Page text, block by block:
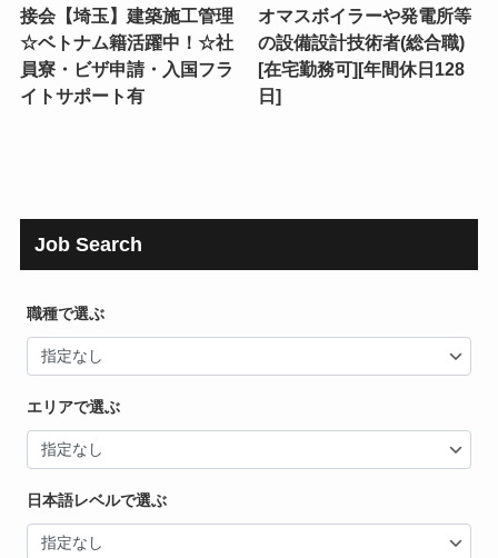
接会【埼玉】建築施工管理
☆ベトナム籍活躍中！☆社
員寮・ビザ申請・入国フラ
イトサポート有
オマスボイラーや発電所等
の設備設計技術者(総合職)
[在宅勤務可][年間休日128
日]
Job Search
職種で選ぶ
エリアで選ぶ
日本語レベルで選ぶ